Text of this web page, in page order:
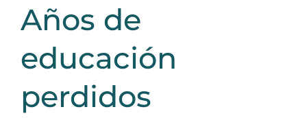
Años de
educación
perdidos